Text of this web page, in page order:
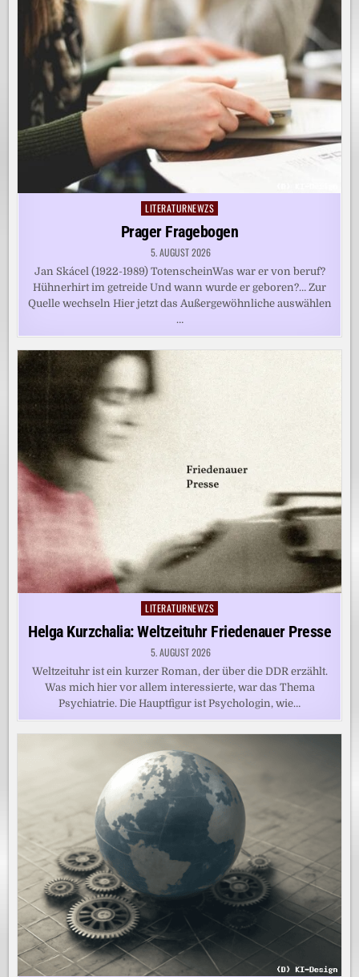
Posted
LITERATURNEWZS
Prager Fragebogen
5. AUGUST 2026
Jan Skácel (1922-1989) TotenscheinWas war er von beruf?
Hühnerhirt im getreide Und wann wurde er geboren?… Zur
Quelle wechseln Hier jetzt das Außergewöhnliche auswählen
…
Posted
in
LITERATURNEWZS
Helga Kurzchalia: Weltzeituhr Friedenauer Presse
5. AUGUST 2026
Weltzeituhr ist ein kurzer Roman, der über die DDR erzählt.
Was mich hier vor allem interessierte, war das Thema
Psychiatrie. Die Hauptfigur ist Psychologin, wie…